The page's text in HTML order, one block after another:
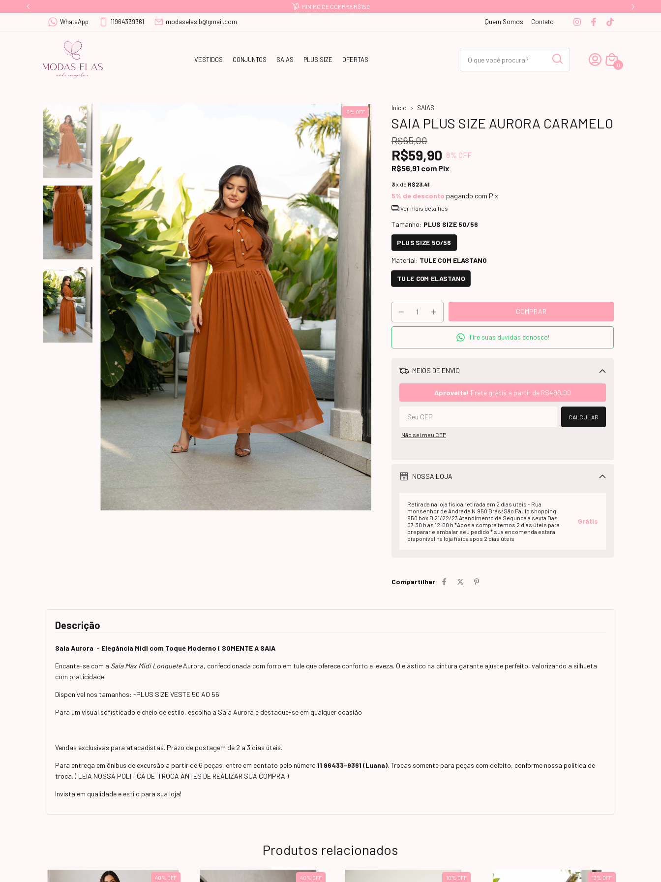
MINIMO DE COMPRA R$150
WhatsApp 11964339361 modaselaslb@gmail.com Quem Somos Contato
VESTIDOS CONJUNTOS SAIAS PLUS SIZE OFERTAS
0
8% OFF
Início SAIAS
SAIA PLUS SIZE AURORA CARAMELO
R$65,00
R$59,90 8% OFF
R$56,91 com Pix
3x de R$23,41
5% de desconto pagando com Pix
Ver mais detalhes
Tamanho: PLUS SIZE 50/56
PLUS SIZE 50/56
Material: TULE COM ELASTANO
TULE COM ELASTANO
Tire suas duvidas conosco!
MEIOS DE ENVIO
Aproveite! Frete grátis a partir de R$499,00
CALCULAR
Não sei meu CEP
NOSSA LOJA
Retirada na loja fisica retirada em 2 dias uteis - Rua
monsenhor de Andrade N.950 Brás/São Paulo shopping
950 box B 21/22/23 Atendimento de Segunda a sexta Das
07:30 h as 12:00 h *Apos a compra temos 2 dias úteis para
preparar e embalar seu pedido * sua encomenda estara
disponivel na loja fisica apos 2 dias úteis
Grátis
Compartilhar
Descrição
Saia Aurora - Elegância Midi com Toque Moderno ( SOMENTE A SAIA
Encante-se com a Saia Max Midi LonqueteAurora, confeccionada com forro em tule que oferece conforto e leveza. O elástico na cintura garante ajuste perfeito, valorizando a silhueta
com praticidade.
Disponível nos tamanhos: -PLUS SIZE VESTE 50 AO 56
Para um visual sofisticado e cheio de estilo, escolha a Saia Aurora e destaque-se em qualquer ocasião
Vendas exclusivas para atacadistas. Prazo de postagem de 2 a 3 dias úteis.
Para entrega em ônibus de excursão a partir de 6 peças, entre em contato pelo número 11 96433-9361 (Luana). Trocas somente para peças com defeito, conforme nossa política de
troca. ( LEIA NOSSA POLITICA DE TROCA ANTES DE REALIZAR SUA COMPRA )
Invista em qualidade e estilo para sua loja!
Produtos relacionados
40% OFF 40% OFF 10% OFF 13% OFF